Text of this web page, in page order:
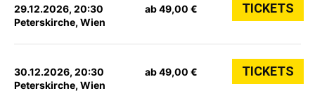
29.12.2026, 20:30
Peterskirche, Wien
ab 49,00 € TICKETS
30.12.2026, 20:30
Peterskirche, Wien
ab 49,00 € TICKETS